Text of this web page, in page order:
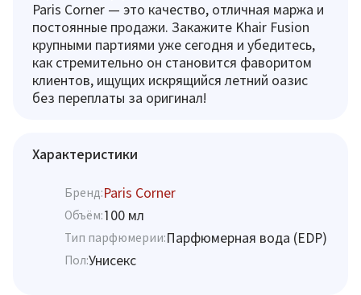
Paris Corner — это качество, отличная маржа и
постоянные продажи. Закажите Khair Fusion
крупными партиями уже сегодня и убедитесь,
как стремительно он становится фаворитом
клиентов, ищущих искрящийся летний оазис
без переплаты за оригинал!
Характеристики
Бренд:Paris Corner
Объём:100 мл
Тип парфюмерии:Парфюмерная вода (EDP)
Пол:Унисекс